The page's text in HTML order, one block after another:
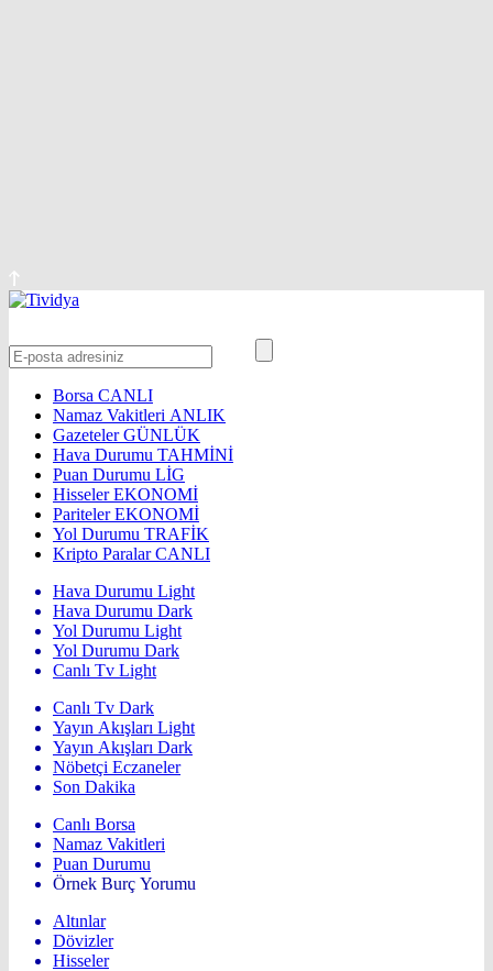
Borsa CANLI
Namaz Vakitleri ANLIK
GazetelerGÜNLÜK
Hava Durumu TAHMİNİ
Puan Durumu LİG
HisselerEKONOMİ
ParitelerEKONOMİ
Yol Durumu TRAFİK
Kripto ParalarCANLI
Hava Durumu Light
Hava Durumu Dark
Yol Durumu Light
Yol Durumu Dark
Canlı Tv Light
Canlı Tv Dark
Yayın Akışları Light
Yayın Akışları Dark
Nöbetçi Eczaneler
Son Dakika
Canlı Borsa
Namaz Vakitleri
Puan Durumu
Örnek Burç Yorumu
Altınlar
Dövizler
Hisseler